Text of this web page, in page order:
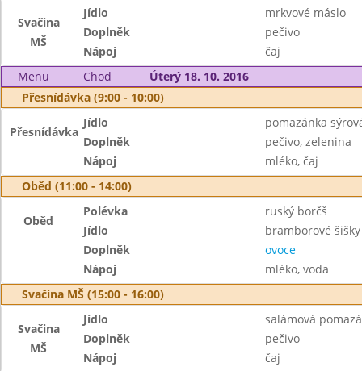
Svačina
MŠ
Jídlo
mrkvové máslo
Doplněk
pečivo
Nápoj
čaj
Menu
Chod
Úterý 18. 10. 2016
Přesnídávka (9:00 - 10:00)
Přesnídávka
Jídlo
pomazánka
Doplněk
pečivo, zelenina
Nápoj
mléko, čaj
Oběd (11:00 - 14:00)
Oběd
Polévka
ruský borčš
Jídlo
bramborové
Doplněk
ovoce
Nápoj
mléko, voda
Svačina MŠ (15:00 - 16:00)
Svačina
MŠ
Jídlo
salámová
Doplněk
pečivo
Nápoj
čaj